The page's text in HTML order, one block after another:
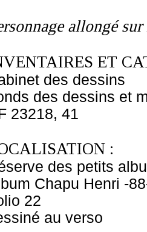
allongé
ET
des dessins
des dessins et
23218, 41
:
des petits
Chapu Henri -
22
au verso